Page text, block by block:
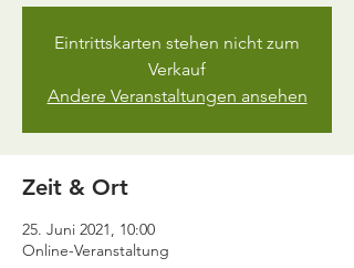
Eintrittskarten stehen nicht zum
Verkauf
Andere Veranstaltungen ansehen
Zeit & Ort
25. Juni 2021, 10:00
Online-Veranstaltung